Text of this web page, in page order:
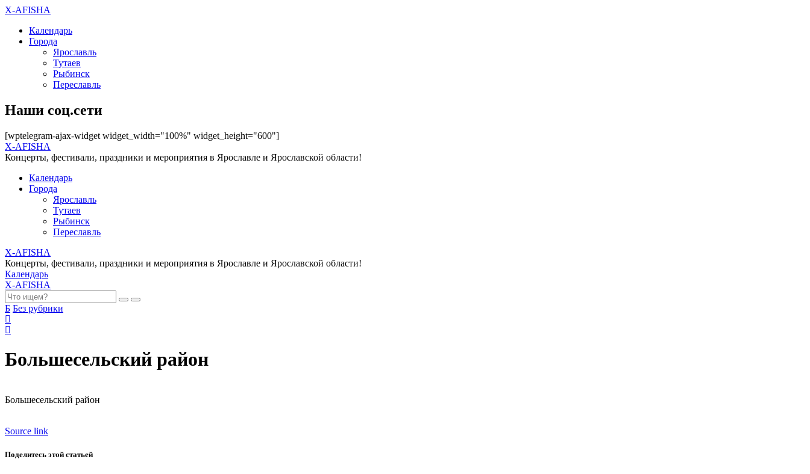
X-AFISHA
Календарь
Города
Ярославль
Тутаев
Рыбинск
Переславль
Наши соц.сети
[wptelegram-ajax-widget widget_width="100%" widget_height="600"]
X-AFISHA
Концерты, фестивали, праздники и мероприятия в Ярославле и Ярославской области!
Календарь
Города
Ярославль
Тутаев
Рыбинск
Переславль
X-AFISHA
Концерты, фестивали, праздники и мероприятия в Ярославле и Ярославской области!
Календарь
X-AFISHA
Б Без рубрики
Большесельский район
Большесельский район
Source link
Поделитесь этой статьей